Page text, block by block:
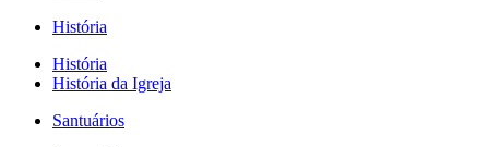
História
História
História da Igreja
Santuários